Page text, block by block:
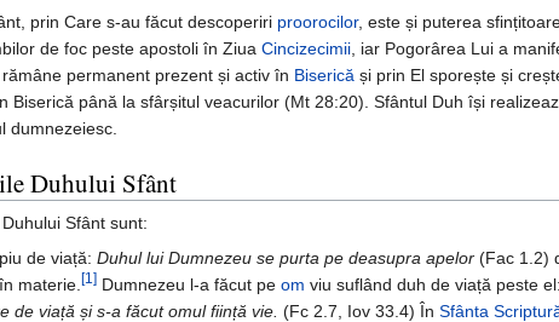
prin Care s-au făcut descoperiri proorocilor, este și puterea
de foc peste apostoli în Ziua Cincizecimii , iar Pogorârea Lui a
rămâne permanent prezent și activ în Biserică și prin El sporește și
Biserică până la sfârșitul veacurilor (Mt 28:20). Sfântul Duh își
dumnezeiesc.
Duhului Sfânt
Sfânt sunt:
de viață:Duhul lui Dumnezeu se purta pe deasupra apelor (Fac 1.2)
materie.[1] Dumnezeu l-a făcut peom viu suflând duh de viață peste
de viață și s-a făcut omul ființă vie. (Fc 2.7, Iov 33.4) ÎnSfânta